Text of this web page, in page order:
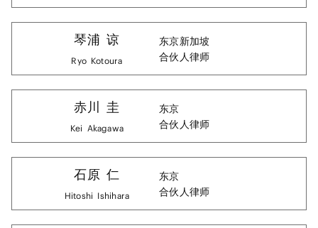
琴浦 谅
Ryo Kotoura
东京新加坡
合伙人律师
赤川 圭
Kei Akagawa
东京
合伙人律师
石原 仁
Hitoshi Ishihara
东京
合伙人律师